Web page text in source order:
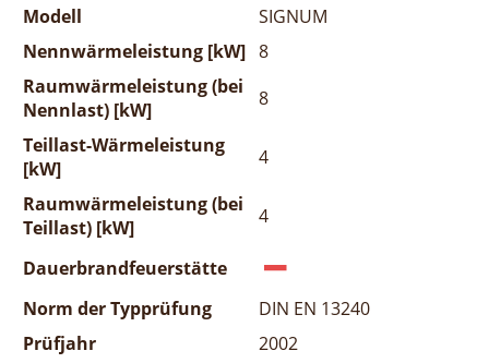
Modell
SIGNUM
Nennwärmeleistung [kW] 8
Raumwärmeleistung (bei
Nennlast) [kW]
8
Teillast-Wärmeleistung
[kW]
4
Raumwärmeleistung (bei
Teillast) [kW]
4
Dauerbrandfeuerstätte
Norm der Typprüfung
DIN EN 13240
Prüfjahr
2002